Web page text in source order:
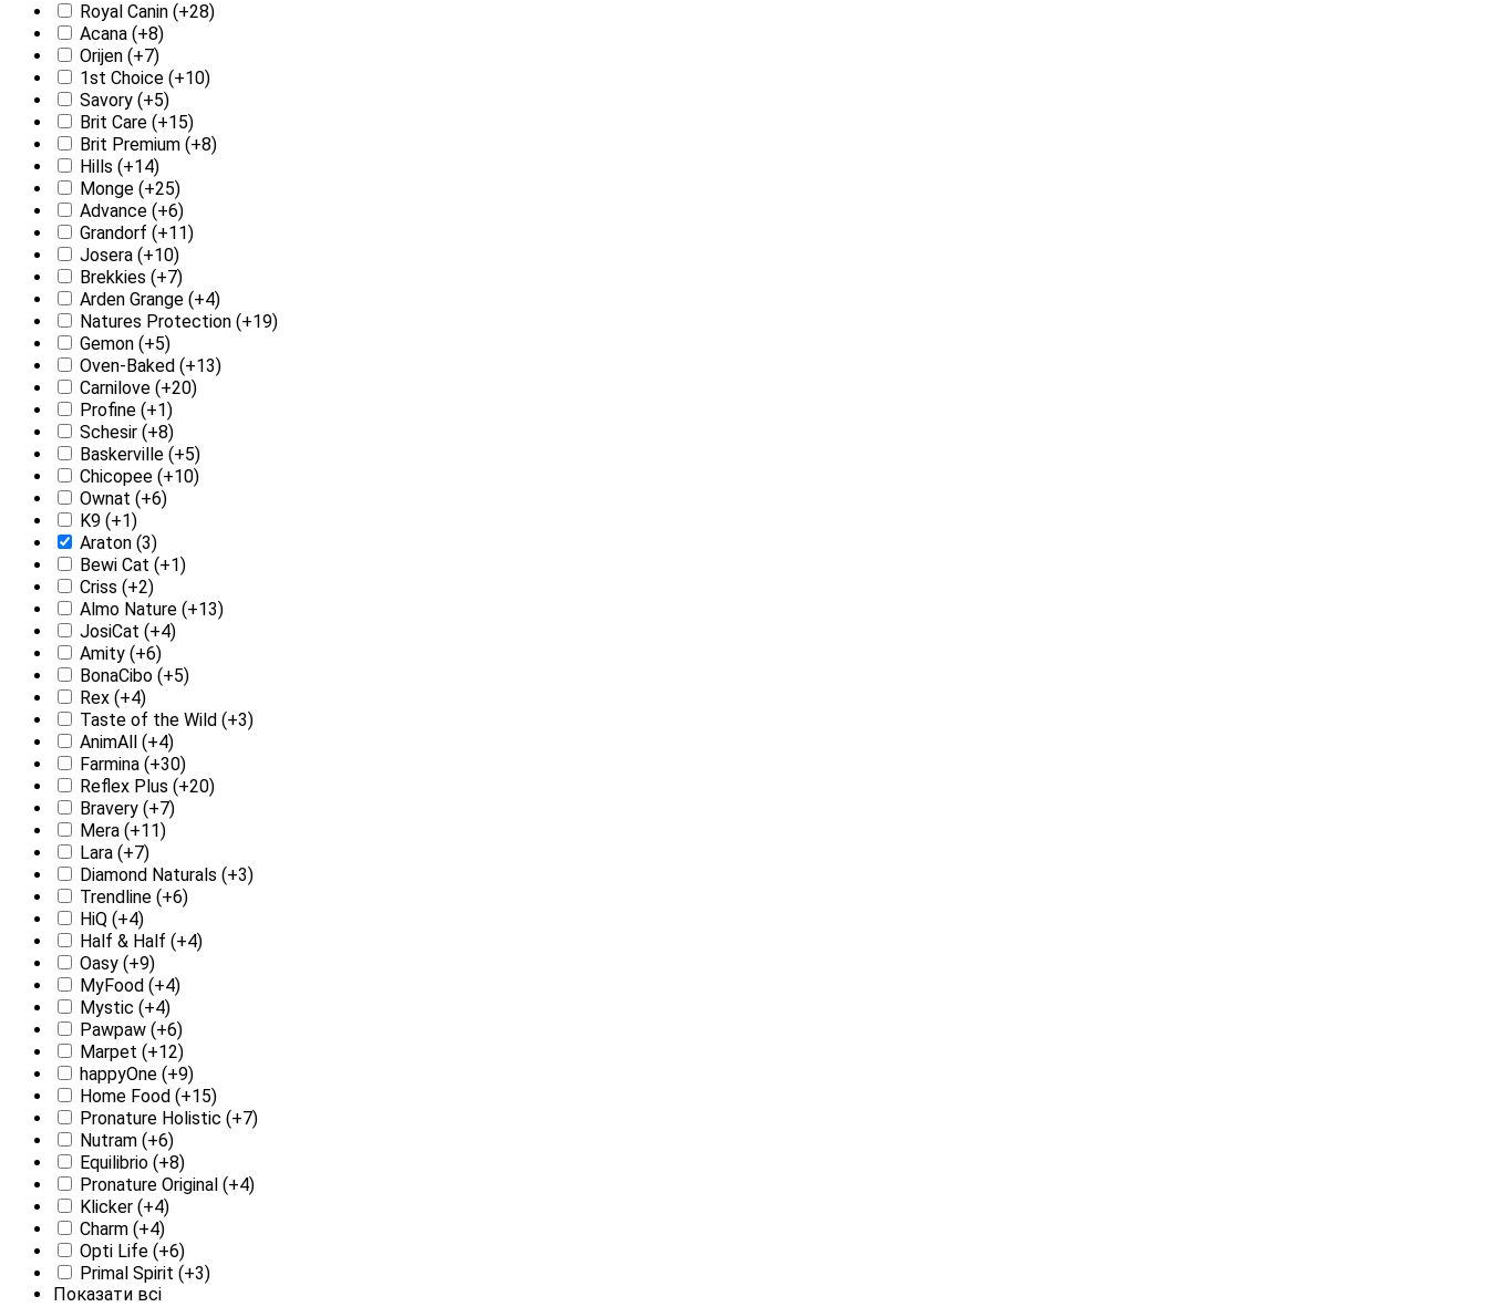
Royal Canin (+28)
Acana (+8)
Orijen (+7)
1st Choice (+10)
Savory (+5)
Brit Care (+15)
Brit Premium (+8)
Hills (+14)
Monge (+25)
Advance (+6)
Grandorf (+11)
Josera (+10)
Brekkies (+7)
Arden Grange (+4)
Natures Protection (+19)
Gemon (+5)
Oven-Baked (+13)
Carnilove (+20)
Profine (+1)
Schesir (+8)
Baskerville (+5)
Chicopee (+10)
Ownat (+6)
K9 (+1)
Araton (3)
Bewi Cat (+1)
Criss (+2)
Almo Nature (+13)
JosiCat (+4)
Amity (+6)
BonaCibo (+5)
Rex (+4)
Taste of the Wild (+3)
AnimAll (+4)
Farmina (+30)
Reflex Plus (+20)
Bravery (+7)
Mera (+11)
Lara (+7)
Diamond Naturals (+3)
Trendline (+6)
HiQ (+4)
Half & Half (+4)
Oasy (+9)
MyFood (+4)
Mystic (+4)
Pawpaw (+6)
Marpet (+12)
happyOne (+9)
Home Food (+15)
Pronature Holistic (+7)
Nutram (+6)
Equilibrio (+8)
Pronature Original (+4)
Klicker (+4)
Charm (+4)
Opti Life (+6)
Primal Spirit (+3)
Показати всі